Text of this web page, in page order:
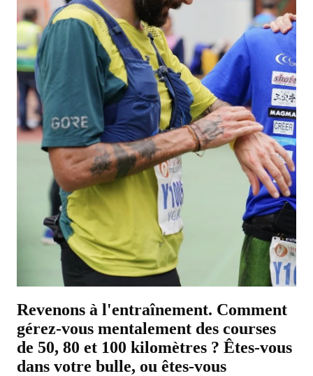
Revenons à l'entraînement. Comment
gérez-vous mentalement des courses
de 50, 80 et 100 kilomètres ? Êtes-vous
dans votre bulle, ou êtes-vous